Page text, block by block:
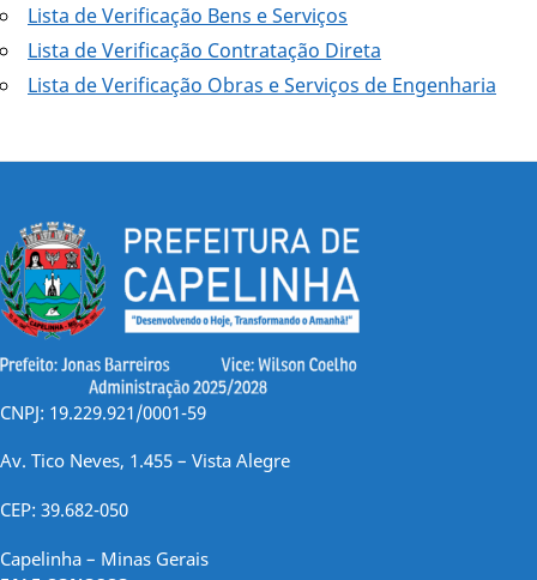
Lista de Verificação Bens e Serviços
Lista de Verificação Contratação Direta
Lista de Verificação Obras e Serviços de Engenharia
CNPJ: 19.229.921/0001-59
Av. Tico Neves, 1.455 – Vista Alegre
CEP: 39.682-050
Capelinha – Minas Gerais